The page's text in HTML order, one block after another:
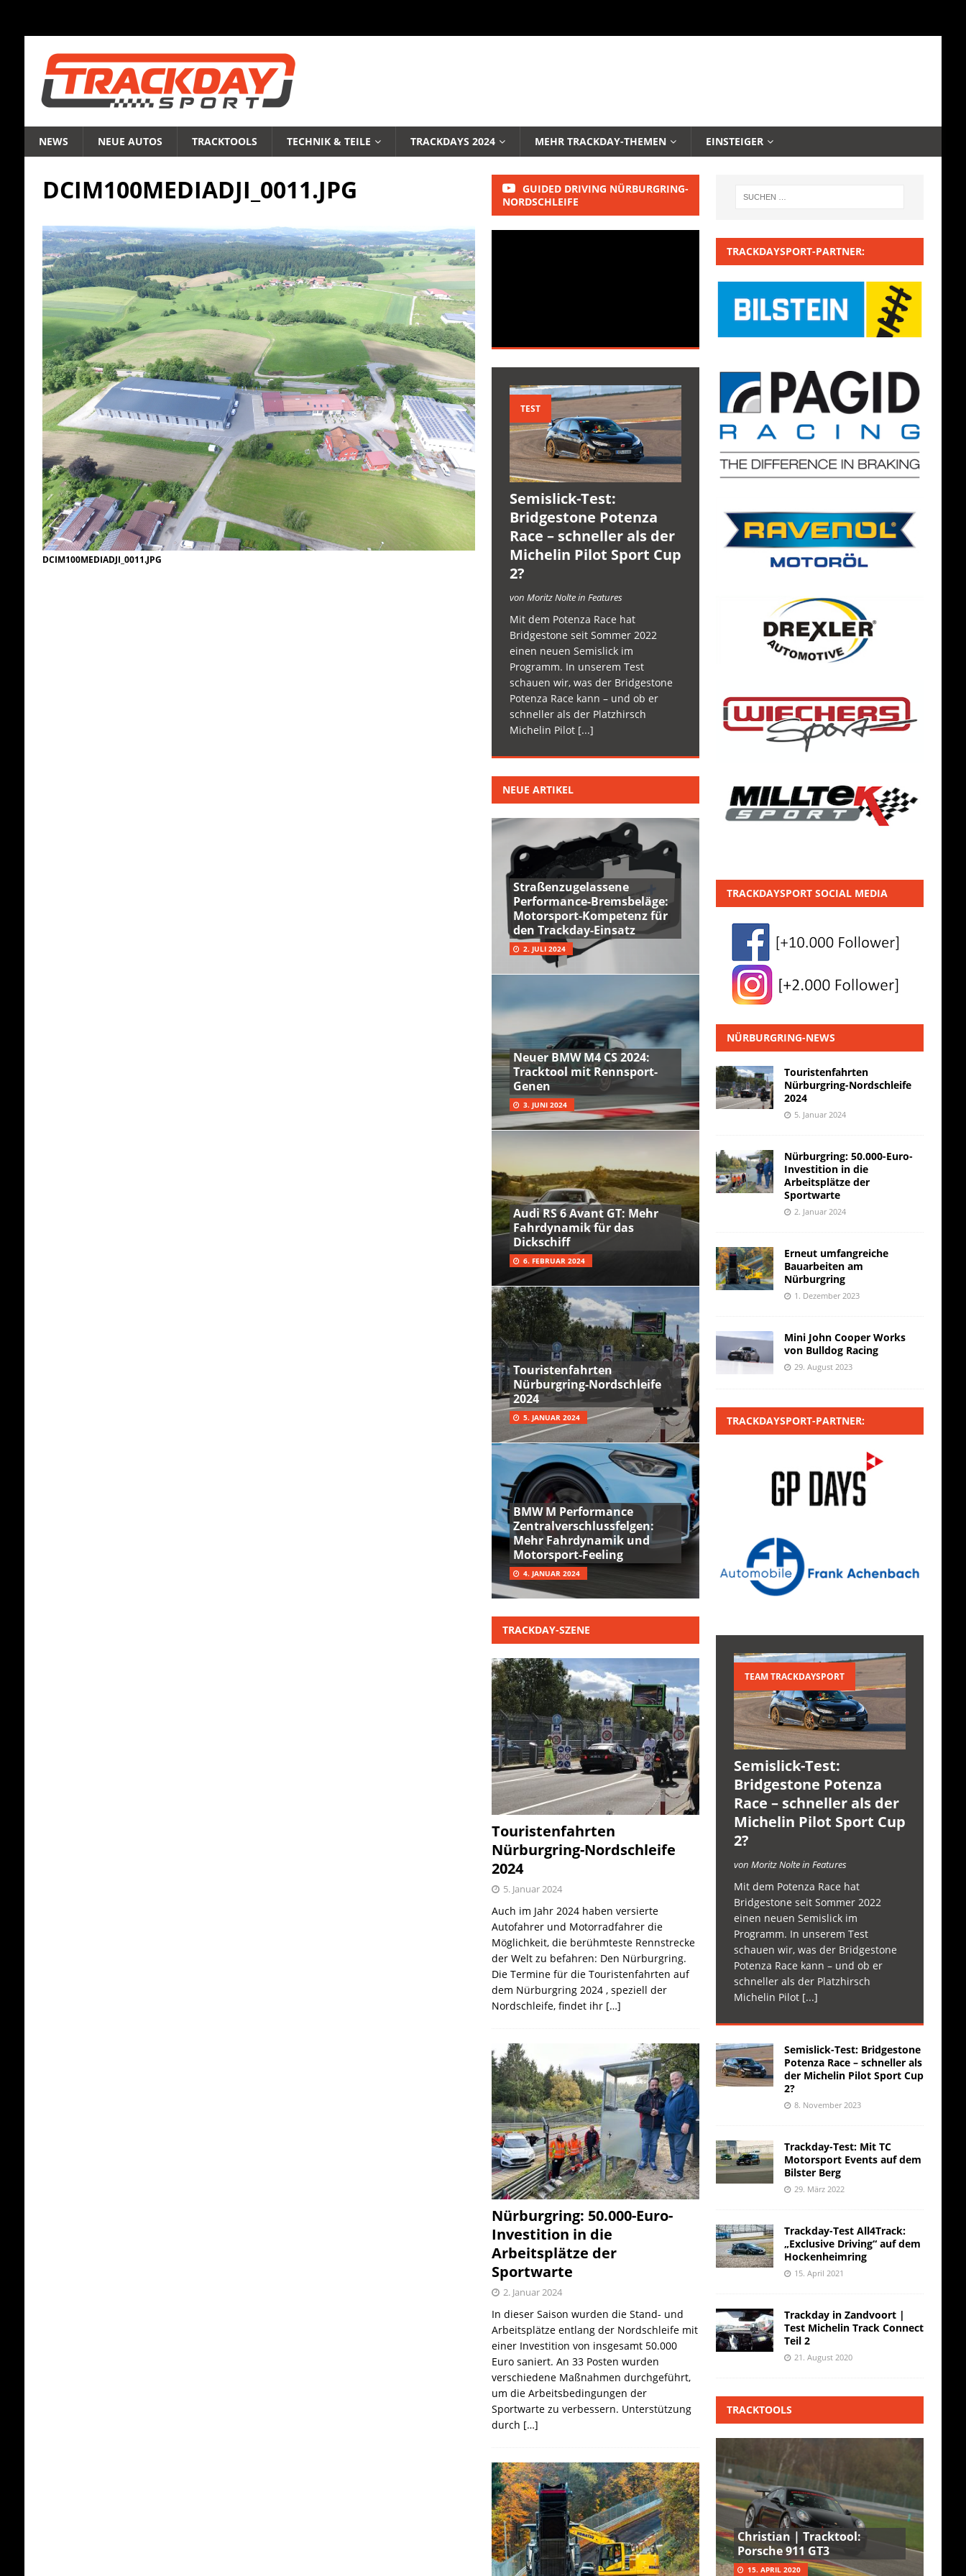
NEWS NEUE AUTOS TRACKTOOLS TECHNIK & TEILE TRACKDAYS 2024 MEHR TRACKDAY-THEMEN EINSTEIGER
DCIM100MEDIADJI_0011.JPG
DCIM100MEDIADJI_0011.JPG
GUIDED DRIVING NÜRBURGRING-
NORDSCHLEIFE
TEST
Semislick-Test:
Bridgestone Potenza
Race – schneller als der
Michelin Pilot Sport Cup
2?
von Moritz Nolte in Features
Mit dem Potenza Race hat
Bridgestone seit Sommer 2022
einen neuen Semislick im
Programm. In unserem Test
schauen wir, was der Bridgestone
Potenza Race kann – und ob er
schneller als der Platzhirsch
Michelin Pilot [...]
NEUE ARTIKEL
Straßenzugelassene
Performance-Bremsbeläge:
Motorsport-Kompetenz für
den Trackday-Einsatz
2. JULI 2024
Neuer BMW M4 CS 2024:
Tracktool mit Rennsport-
Genen
3. JUNI 2024
Audi RS 6 Avant GT: Mehr
Fahrdynamik für das
Dickschiff
6. FEBRUAR 2024
Touristenfahrten
Nürburgring-Nordschleife
2024
5. JANUAR 2024
BMW M Performance
Zentralverschlussfelgen:
Mehr Fahrdynamik und
Motorsport-Feeling
4. JANUAR 2024
TRACKDAY-SZENE
Touristenfahrten
Nürburgring-Nordschleife
2024
5. Januar 2024
Auch im Jahr 2024 haben versierte
Autofahrer und Motorradfahrer die
Möglichkeit, die berühmteste Rennstrecke
der Welt zu befahren: Den Nürburgring.
Die Termine für die Touristenfahrten auf
dem Nürburgring 2024 , speziell der
Nordschleife, findet ihr […]
Nürburgring: 50.000-Euro-
Investition in die
Arbeitsplätze der
Sportwarte
2. Januar 2024
In dieser Saison wurden die Stand- und
Arbeitsplätze entlang der Nordschleife mit
einer Investition von insgesamt 50.000
Euro saniert. An 33 Posten wurden
verschiedene Maßnahmen durchgeführt,
um die Arbeitsbedingungen der
Sportwarte zu verbessern. Unterstützung
durch […]
TRACKDAYSPORT-PARTNER:
TRACKDAYSPORT SOCIAL MEDIA
NÜRBURGRING-NEWS
Touristenfahrten
Nürburgring-Nordschleife
2024
5. Januar 2024
Nürburgring: 50.000-Euro-
Investition in die
Arbeitsplätze der
Sportwarte
2. Januar 2024
Erneut umfangreiche
Bauarbeiten am
Nürburgring
1. Dezember 2023
Mini John Cooper Works
von Bulldog Racing
29. August 2023
TRACKDAYSPORT-PARTNER:
TEAM TRACKDAYSPORT
Semislick-Test:
Bridgestone Potenza
Race – schneller als der
Michelin Pilot Sport Cup
2?
von Moritz Nolte in Features
Mit dem Potenza Race hat
Bridgestone seit Sommer 2022
einen neuen Semislick im
Programm. In unserem Test
schauen wir, was der Bridgestone
Potenza Race kann – und ob er
schneller als der Platzhirsch
Michelin Pilot [...]
Semislick-Test: Bridgestone
Potenza Race – schneller als
der Michelin Pilot Sport Cup
2?
8. November 2023
Trackday-Test: Mit TC
Motorsport Events auf dem
Bilster Berg
29. März 2022
Trackday-Test All4Track:
„Exclusive Driving“ auf dem
Hockenheimring
15. April 2021
Trackday in Zandvoort |
Test Michelin Track Connect
Teil 2
21. August 2020
TRACKTOOLS
Christian | Tracktool:
Porsche 911 GT3
15. APRIL 2020